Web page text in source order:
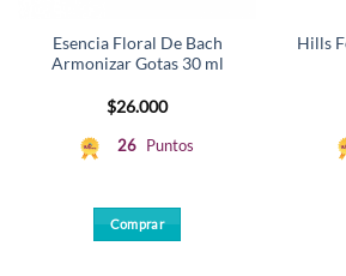
Esencia Floral De Bach
Armonizar Gotas 30 ml
$26.000
26 Puntos
Comprar
Hills